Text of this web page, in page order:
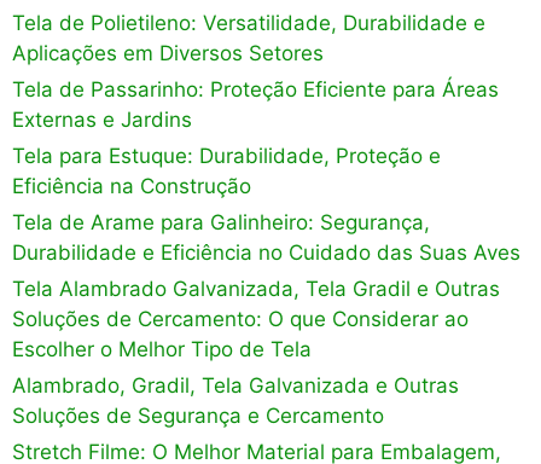
Tela de Polietileno: Versatilidade, Durabilidade e
Aplicações em Diversos Setores
Tela de Passarinho: Proteção Eficiente para Áreas
Externas e Jardins
Tela para Estuque: Durabilidade, Proteção e
Eficiência na Construção
Tela de Arame para Galinheiro: Segurança,
Durabilidade e Eficiência no Cuidado das Suas Aves
Tela Alambrado Galvanizada, Tela Gradil e Outras
Soluções de Cercamento: O que Considerar ao
Escolher o Melhor Tipo de Tela
Alambrado, Gradil, Tela Galvanizada e Outras
Soluções de Segurança e Cercamento
Stretch Filme: O Melhor Material para Embalagem,